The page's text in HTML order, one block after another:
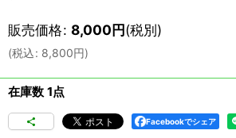
販売価格: 8,000円(税別)
(税込: 8,800円)
在庫数 1点
Facebookでシェア